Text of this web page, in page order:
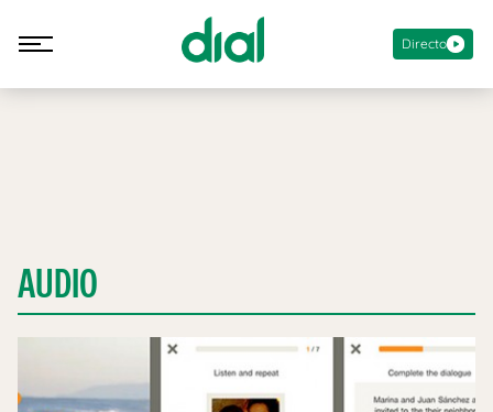
Directo
AUDIO